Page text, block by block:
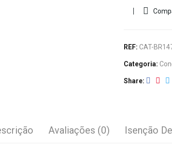
REF: CAT-
Categoria:
Share
Avaliações (0) Isenção